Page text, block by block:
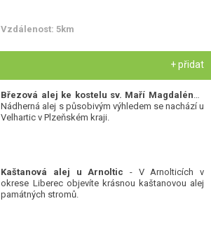
Vzdálenost: 5km
+ přidat
Nádherná alej s působivým výhledem se nachází u
Velhartic v Plzeňském kraji.
Kaštanová alej u Arnoltic - V Arnolticích v
okrese Liberec objevíte krásnou kaštanovou alej
památných stromů.